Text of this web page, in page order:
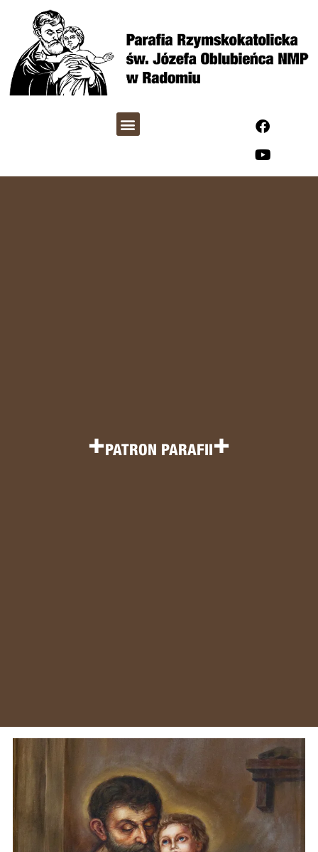
+PATRON PARAFII+